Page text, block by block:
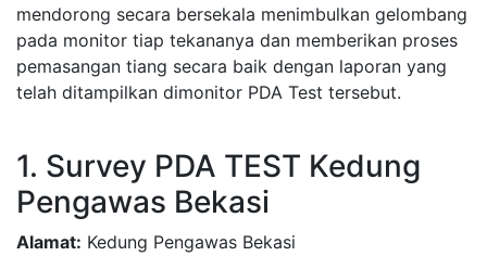
mendorong secara bersekala menimbulkan gelombang
pada monitor tiap tekananya dan memberikan proses
pemasangan tiang secara baik dengan laporan yang
telah ditampilkan dimonitor PDA Test tersebut.
1. Survey PDA TEST Kedung
Pengawas Bekasi
Alamat: Kedung Pengawas Bekasi